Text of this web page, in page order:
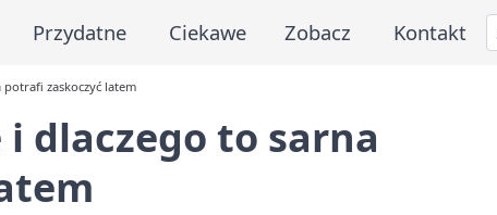
Przydatne Ciekawe Zobacz Kontakt
potrafi zaskoczyć latem
dlaczego to sarna